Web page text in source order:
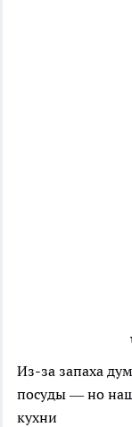
Из-за запаха
посуды — но
кухни